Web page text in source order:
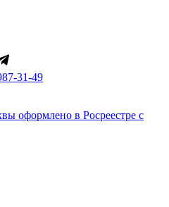
31-49
оформлено в Росреестре с